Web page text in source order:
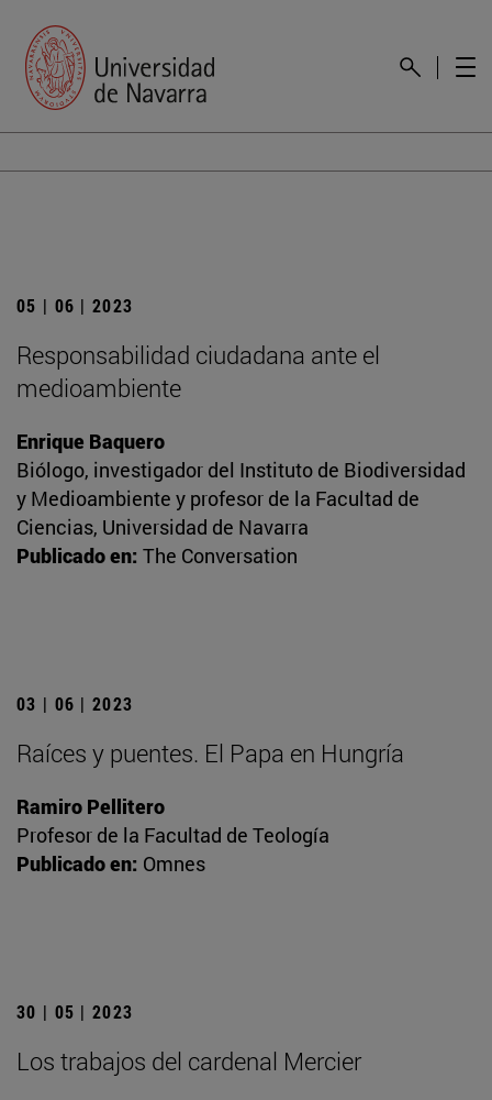
05 | 06 | 2023
Responsabilidad ciudadana ante el
medioambiente
Enrique Baquero
Biólogo, investigador del Instituto de Biodiversidad
y Medioambiente y profesor de la Facultad de
Ciencias, Universidad de Navarra
Publicado en: The Conversation
03 | 06 | 2023
Raíces y puentes. El Papa en Hungría
Ramiro Pellitero
Profesor de la Facultad de Teología
Publicado en: Omnes
30 | 05 | 2023
Los trabajos del cardenal Mercier